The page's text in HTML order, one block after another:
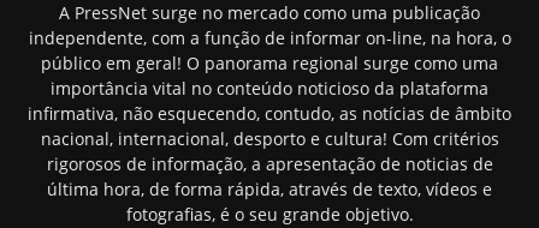
A PressNet surge no mercado como uma publicação
independente, com a função de informar on-line, na hora, o
público em geral! O panorama regional surge como uma
importância vital no conteúdo noticioso da plataforma
infirmativa, não esquecendo, contudo, as notícias de âmbito
nacional, internacional, desporto e cultura! Com critérios
rigorosos de informação, a apresentação de noticias de
última hora, de forma rápida, através de texto, vídeos e
fotografias, é o seu grande objetivo.